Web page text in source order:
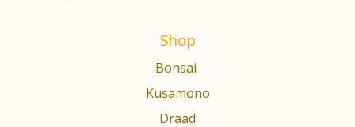
Shop
Bonsai
Kusamono
Draad